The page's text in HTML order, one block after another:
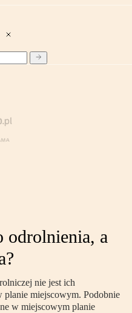
odrolnienia, a
nie jest ich
planie miejscowym. Podobnie
w miejscowym planie